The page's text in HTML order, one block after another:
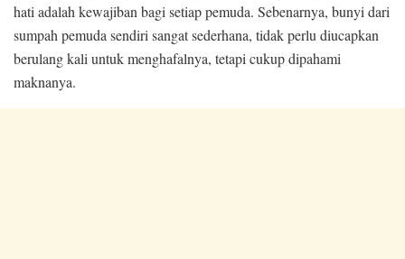
hati adalah kewajiban bagi setiap pemuda. Sebenarnya, bunyi dari
sumpah pemuda sendiri sangat sederhana, tidak perlu diucapkan
berulang kali untuk menghafalnya, tetapi cukup dipahami
maknanya.